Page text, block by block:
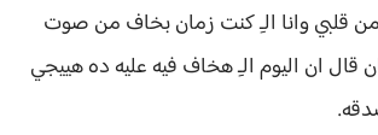
من قلبي وانا الـِ كنت زمان بخاف من صوت
قال ان اليوم الـِ هخاف فيه عليه ده هييجي